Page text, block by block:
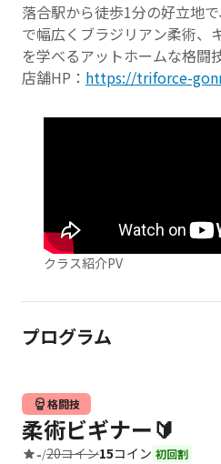
落合駅から徒歩1分の好立地
で幅広くブラジリアン柔術、
を学べるアットホームな格闘
店舗HP： https://triforce-
クラス紹介PV
プログラム
格闘技
柔術ビギナー🔰
-/20コイン15コイン 初回割